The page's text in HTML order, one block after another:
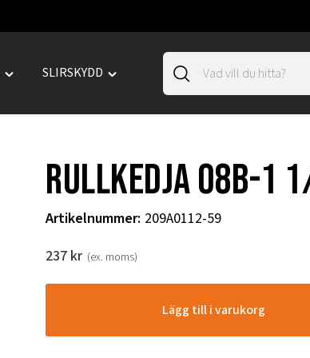
Toggle
SLIRSKYDD
Toggle
Rullkedja 08B-1
Artikelnummer: 209A0112-59
237 kr (ex. moms)
Lägg till i varukorg